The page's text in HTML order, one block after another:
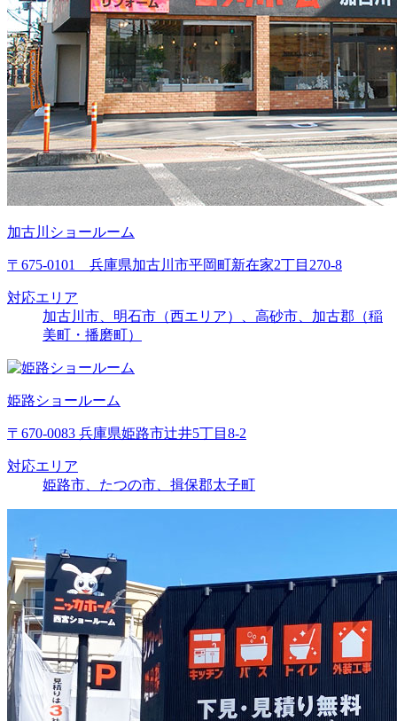
加古川ショールーム
〒675-0101 兵庫県加古川市平岡町新在家2丁目270-8
対応エリア
加古川市、明石市（西エリア）、高砂市、加古郡（稲
美町・播磨町）
姫路ショールーム
〒670-0083 兵庫県姫路市辻井5丁目8-2
対応エリア
姫路市、たつの市、揖保郡太子町